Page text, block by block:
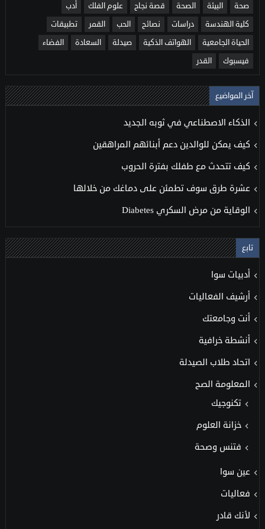
صحة
البيئة الصحة قصة نجاح علوم الفلك
أدب
كلية الهندسة
دراسات نصائح الحب القمر
تطبيقات
الحياة الجامعية
الهواتف الذكية صيدلة السعادة
الفضاء
فيسبوك
القدر
آخر المواضيع
الذكاء الاصطناعي في ثوبه الجديد
كيف يمكن للوالدين دعم أبنائهم المراهقين
كيف تتحدث مع طفلك بفترة الحروب
عشرة طرق سوف تطمئن على دماغك من خلالها
الوقاية من مرض السكري Diabetes
تابع
أدبيات سوا
أرشيف الفعاليات
أنت وجامعتك
أنشطة خرافية
اتحاد طلاب الصيدلة
المعلومة الصح
تكنوجيك
خزانة العلوم
فتنس وصحة
عين سوا
فعاليات
لأنك قادر